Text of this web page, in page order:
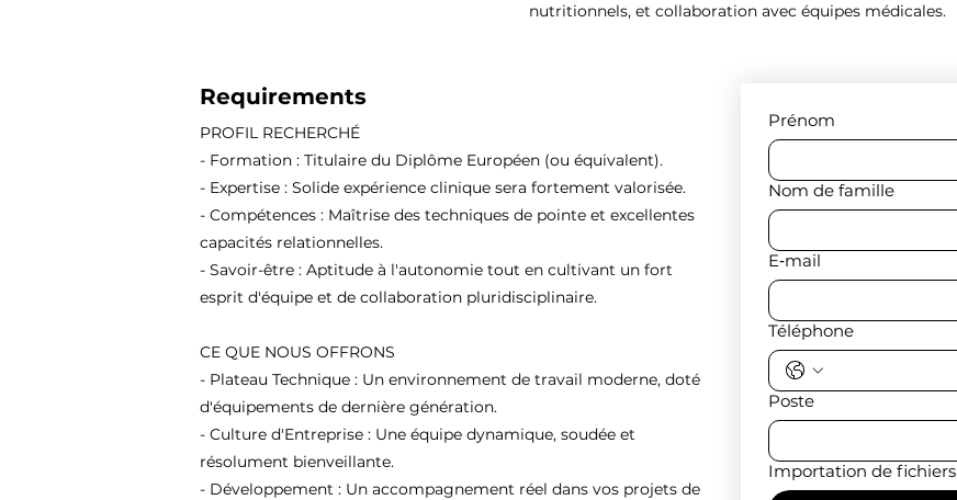
nutritionnels, et collaboration avec équipes médicales.
Requirements
PROFIL RECHERCHÉ
- Formation : Titulaire du Diplôme Européen (ou équivalent).
- Expertise : Solide expérience clinique sera fortement valorisée.
- Compétences : Maîtrise des techniques de pointe et excellentes
capacités relationnelles.
- Savoir-être : Aptitude à l'autonomie tout en cultivant un fort
esprit d'équipe et de collaboration pluridisciplinaire.
CE QUE NOUS OFFRONS
- Plateau Technique : Un environnement de travail moderne, doté
d'équipements de dernière génération.
- Culture d'Entreprise : Une équipe dynamique, soudée et
résolument bienveillante.
- Développement : Un accompagnement réel dans vos projets de
Prénom
Nom de famille
E‑mail
Téléphone
Poste
Importation de fichiers